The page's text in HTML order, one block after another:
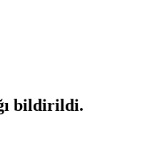
bildirildi.